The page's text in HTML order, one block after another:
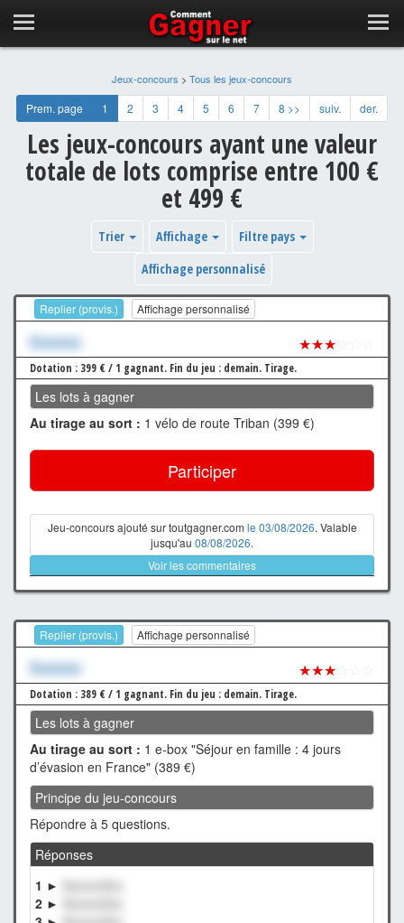
Jeux-concours > Tous les jeux-concours
Prem. page 1 2 3 4 5 6 7 8 >> suiv. der.
Les jeux-concours ayant une valeur
totale de lots comprise entre 100 €
et 499 €
Trier Affichage
Filtre pays
Affichage personnalisé
Replier (provis.) Affichage personnalisé
Xxxxxxx ★★★
Dotation : 399 € / 1 gagnant. Fin du jeu : demain. Tirage.
Les lots à gagner
Au tirage au sort : 1 vélo de route Triban (399 €)
Participer
Jeu-concours ajouté sur toutgagner.com le 03/08/2026. Valable
jusqu'au 08/08/2026.
Voir les commentaires
Replier (provis.) Affichage personnalisé
Xxxxxxx ★★★
Dotation : 389 € / 1 gagnant. Fin du jeu : demain. Tirage.
Les lots à gagner
Au tirage au sort : 1 e-box "Séjour en famille : 4 jours
d’évasion en France" (389 €)
Principe du jeu-concours
Répondre à 5 questions.
Réponses
1 ►
XxxxxxXxx
2 ►